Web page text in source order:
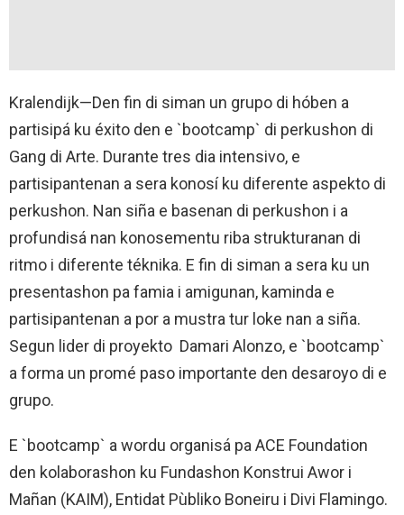
Kralendijk—Den fin di siman un grupo di hóben a
partisipá ku éxito den e `bootcamp` di perkushon di
Gang di Arte. Durante tres dia intensivo, e
partisipantenan a sera konosí ku diferente aspekto di
perkushon. Nan siña e basenan di perkushon i a
profundisá nan konosementu riba strukturanan di
ritmo i diferente téknika. E fin di siman a sera ku un
presentashon pa famia i amigunan, kaminda e
partisipantenan a por a mustra tur loke nan a siña.
Segun lider di proyekto Damari Alonzo, e `bootcamp`
a forma un promé paso importante den desaroyo di e
grupo.
E `bootcamp` a wordu organisá pa ACE Foundation
den kolaborashon ku Fundashon Konstrui Awor i
Mañan (KAIM), Entidat Pùbliko Boneiru i Divi Flamingo.